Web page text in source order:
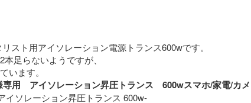
スト用アイソレーション電源トランス600wです。
足らないようですが、
用　アイソレーション昇圧トランス　600wスマホ/家電/